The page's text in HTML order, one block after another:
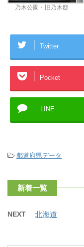
乃木公園・旧乃木邸
Twitter
Pocket
LINE
-都道府県データ
新着一覧
NEXT 北海道